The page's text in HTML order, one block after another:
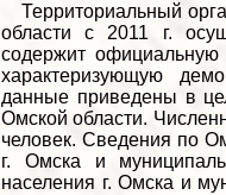
Территориальный
области с 2011 г.
содержит официальную
характеризующую
данные приведены в
Омской области.
человек. Сведения по
г. Омска и
населения г. Омска и